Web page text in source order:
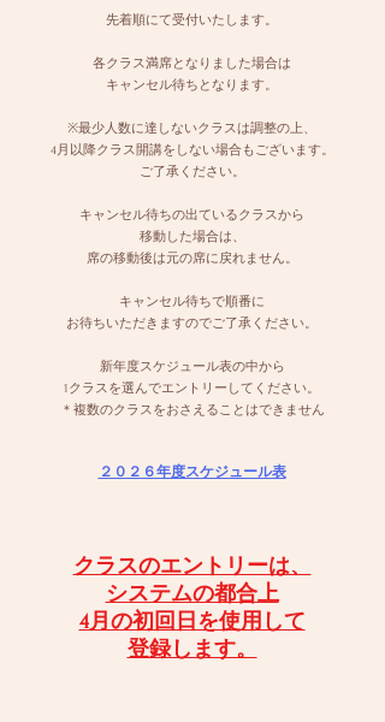
先着順にて受付いたします。
各クラス満席となりました場合は
キャンセル待ちとなります。
※最少人数に達しないクラスは調整の上、
4月以降クラス開講をしない場合もございます。
ご了承ください。
キャンセル待ちの出ているクラスから
移動した場合は、
席の移動後は元の席に戻れません。
キャンセル待ちで順番に
お待ちいただきますのでご了承ください。
新年度スケジュール表の中から
1クラスを選んでエントリーしてください。
＊複数のクラスをおさえることはできません
２０２６年度スケジュール表
クラスのエントリーは、
システムの都合上
4月の初回日を使用して
登録します。